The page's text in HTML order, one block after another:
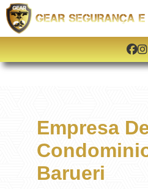
Empresa
Barueri